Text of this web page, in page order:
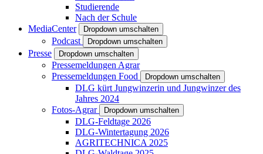
Studierende
Nach der Schule
MediaCenter
Dropdown umschalten
Podcast Dropdown umschalten
Presse Dropdown umschalten
Pressemeldungen Agrar
Pressemeldungen Food
Dropdown umschalten
DLG kürt Jungwinzerin und Jungwinzer des
Jahres 2024
Fotos-Agrar
Dropdown umschalten
DLG-Feldtage 2026
DLG-Wintertagung 2026
AGRITECHNICA 2025